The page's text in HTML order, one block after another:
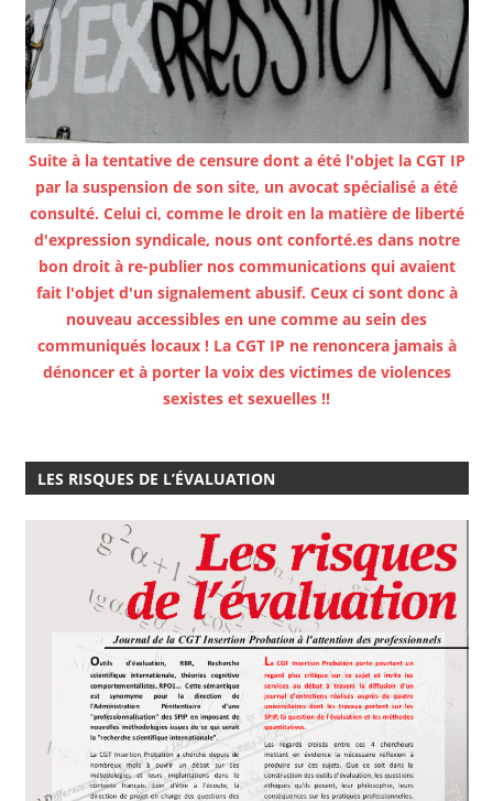
Suite à la tentative de censure dont a été l'objet la CGT IP
par la suspension de son site, un avocat spécialisé a été
consulté. Celui ci, comme le droit en la matière de liberté
d'expression syndicale, nous ont conforté.es dans notre
bon droit à re-publier nos communications qui avaient
fait l'objet d'un signalement abusif. Ceux ci sont donc à
nouveau accessibles en une comme au sein des
communiqués locaux ! La CGT IP ne renoncera jamais à
dénoncer et à porter la voix des victimes de violences
sexistes et sexuelles !!
LES RISQUES DE L’ÉVALUATION